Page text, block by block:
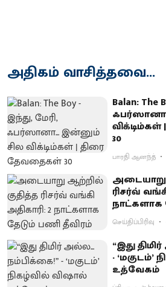
அதிகம் வாசித்தவை...
Balan: The
30
பாரதி ஆனந்த்
அடையாறு
ரிசர்வ்
நாட்களாக
செய்திப்பிரிவு
“இது
- ‘மகுடம்’
உத்வேகம்